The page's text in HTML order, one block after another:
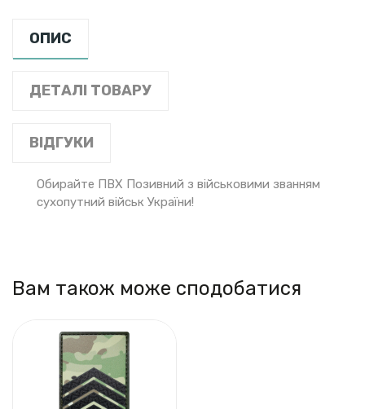
ОПИС
ДЕТАЛІ ТОВАРУ
ВІДГУКИ
Обирайте ПВХ Позивний з військовими званням
сухопутний військ України!
Вам також може сподобатися